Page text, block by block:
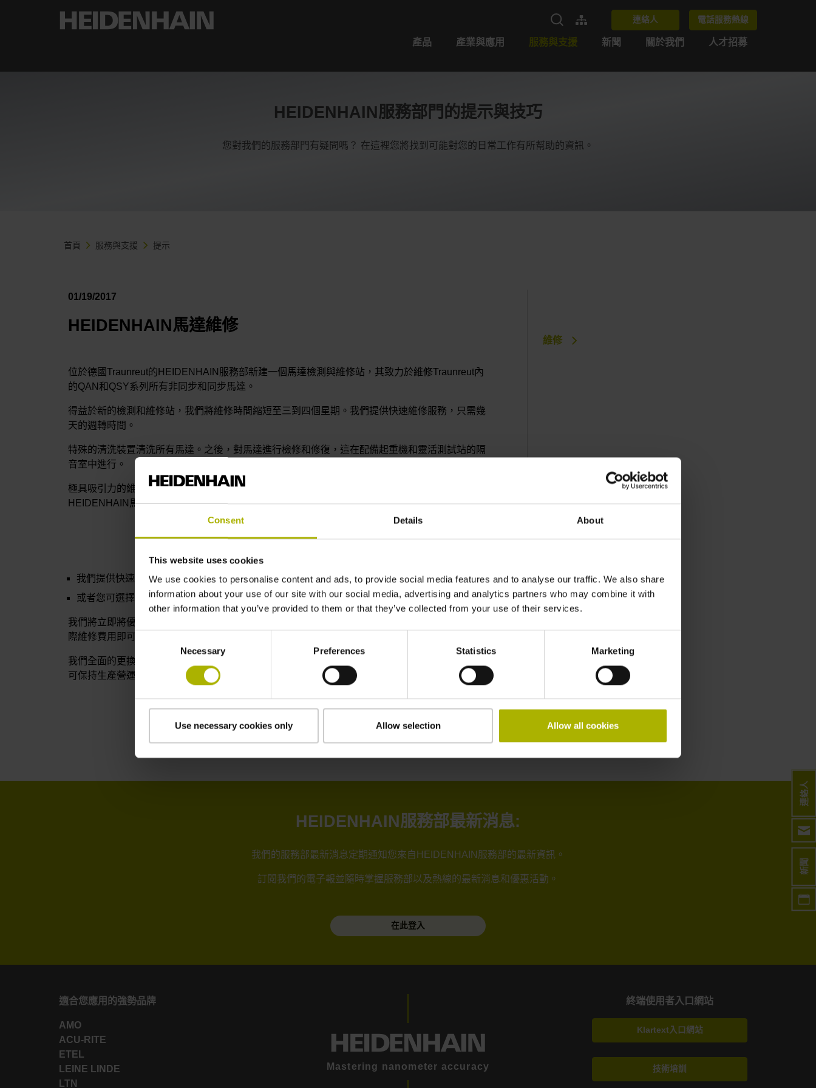
Consent Details About
This website uses cookies
We use cookies to personalise content and ads, to provide social media features and to analyse our traffic. We also share
information about your use of our site with our social media, advertising and analytics partners who may combine it with
other information that you’ve provided to them or that they’ve collected from your use of their services.
Consent
Necessary Preferences Statistics Marketing
Use necessary cookies only Allow selection Allow all cookies
連絡人 電話服務熱線
產品 產業與應用 服務與支援 新聞 關於我們 人才招募
HEIDENHAIN服務部門的提示與技巧
您對我們的服務部門有疑問嗎？ 在這裡您將找到可能對您的日常工作有所幫助的資訊。
首頁 服務與支援 提示
01/19/2017
HEIDENHAIN馬達維修
位於德國Traunreut的HEIDENHAIN服務部新建一個馬達檢測與維修站，其致力於維修Traunreut內
的QAN和QSY系列所有非同步和同步馬達。
得益於新的檢測和維修站，我們將維修時間縮短至三到四個星期。我們提供快速維修服務，只需幾
天的週轉時間。
特殊的清洗裝置清洗所有馬達。之後，對馬達進行檢修和修復，這在配備起重機和靈活測試站的隔
音室中進行。
極具吸引力的維修套裝價格以及功能維修和高級維修之間的選擇，使HEIDENHAIN成為您維修
HEIDENHAIN馬達的首選合作夥伴。
我們提供快速維修服務，通過預約只需幾天的週轉時間。
或者您可選擇我們快速的海德漢服務交換。
我們將立即將優質的更換馬達免費寄給您。當我們收到並修理您有損壞的單元之後，您只需支付實
際維修費用即可。我們為供應的更換馬達提供一年的功能保固。
我們全面的更換零件庫存包含幾乎所有優質的常見馬達類型，因此我們可隨時為您提供更換，讓您
可保持生產營運。庫存的馬達會經過定期功能測試和潤滑油分配運轉。
維修
HEIDENHAIN服務部最新消息:
我們的服務部最新消息定期通知您來自HEIDENHAIN服務部的最新資訊。
訂閱我們的電子報並隨時掌握服務部以及熱線的最新消息和優惠活動。
在此登入
適合您應用的強勢品牌
AMO
ACU-RITE
ETEL
LEINE LINDE
LTN
Mastering nanometer accuracy
終端使用者入口網站
Klartext入口網站
技術培訓
新聞
連絡人